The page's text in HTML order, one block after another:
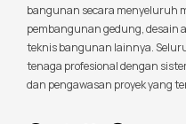
bangunan secara menyeluruh
pembangunan gedung, desain
teknis bangunan lainnya.
tenaga profesional dengan
dan pengawasan proyek yang